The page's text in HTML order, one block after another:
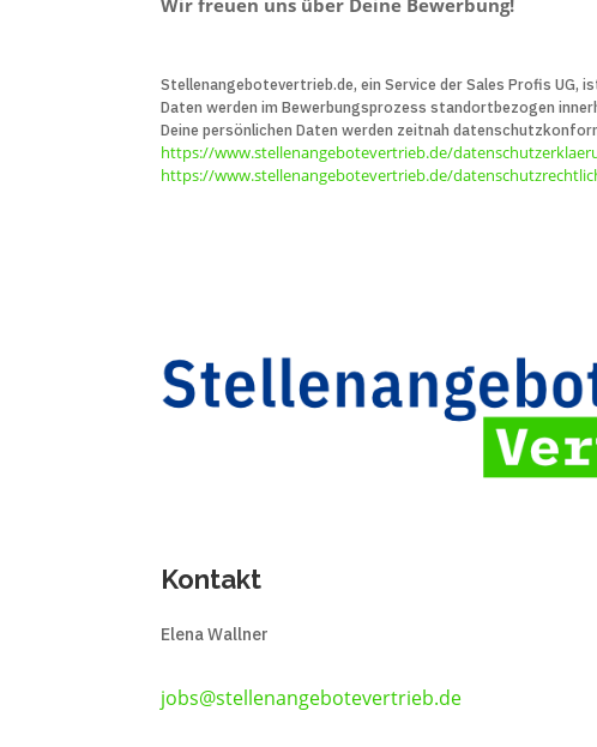
Stellenangebotevertrieb.de, ein Service der Sales Profis
Daten werden im Bewerbungs­prozess standort­bezogen
Deine persön­lichen Daten werden zeitnah
https://www.stellenangebotevertrieb.de/
https://www.stellenangebotevertrieb.de/
Kontakt
Elena Wallner
jobs@stellenangebotevertrieb.de